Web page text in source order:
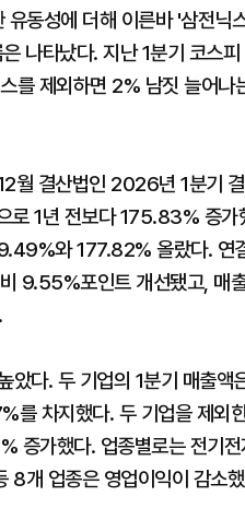
동성에 더해 이른바 '삼전닉
나타났다. 지난 1분기 코스
를 제외하면 2% 남짓 늘어나
월 결산법인 2026년 1분기
로 1년 전보다 175.83% 증
와 177.82% 올랐다. 연
9.55%포인트 개선됐고, 매
았다. 두 기업의 1분기 매출
차지했다. 두 기업을 제외
가했다. 업종별로는 전기
8개 업종은 영업이익이 감소